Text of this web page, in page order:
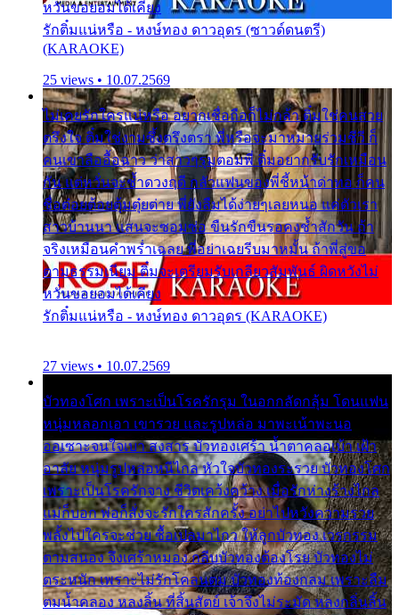
หวั่นขอยอมได้เคียง
รักติ๋มแน่หรือ - หงษ์ทอง ดาวอุดร (ซาวด์ดนตรี)
(KARAOKE)
25 views • 10.07.2569
ไม่เคยรักใครแน่หรือ อยากเชื่อถือก็ไม่กล้า ติ๋มใช่คนสวย
ตรึงใจ ติ๋มใช่งามซึ้งตรึงตรา พี่หรือจะมาหมายร่วมชีวี ก็
คนเขาลืออื้อฉาว ว่าสาวๆรุมตอมพี่ ติ๋มอยากรับรักเหมือน
กัน แต่หวั่นจะช้ำดวงฤดี กลัวแฟนของพี่ชี้หน้าด่าทอ ก็คน
ชื่อต๋อยต้อยตุ้มตุ๋ยต่าย พี่ยังลืมได้ง่ายๆเลยหนอ แค่ตัวเรา
สาวบ้านนา แสนจะซอมซ่อ ขืนรักขืนรอคงช้ำสักวัน ถ้า
จริงเหมือนคำพร่ำเฉลย พี่อย่าเฉยรีบมาหมั้น ถ้าพี่สู่ขอ
ตามธรรมเนียม ติ๋มจะเตรียมรับเกลียวสัมพันธ์ ผิดหวังไม่
หวั่นขอยอมได้เคียง
รักติ๋มแน่หรือ - หงษ์ทอง ดาวอุดร (KARAOKE)
27 views • 10.07.2569
บัวทองโศก เพราะเป็นโรครักรุม ในอกกลัดกลุ้ม โดนแฟน
หนุ่มหลอกเอา เขารวย และรูปหล่อ มาพะเน้าพะนอ
ออเซาะจนใจเบา สงสาร บัวทองเศร้า น้ำตาคลอเบ้า เฝ้า
อาลัย หนุ่มรูปหล่อหนีไกล หัวใจบัวทองระรวย บัวทองโศก
เพราะเป็นโรครักจาง ชีวิตเคว้งคว้าง เมื่อรักห่างร้างไกล
แม่ก็บอก พ่อก็สั่งจะรักใครสักครั้ง อย่าไปหวังความรวย
พลั้งไปใครจะช่วย ซื้อเปลมาไกว ให้ลูกบัวทอง เวรกรรม
ตามสนอง จึงเศร้าหมอง กลีบบัวทองต้องโรย บัวทองไม่
ตระหนัก เพราะไม่รักโคลนตม บัวทองท้องกลม เพราะลืม
ตมน้ำคลอง หลงลิ้น ที่สิ้นสัตย์ เจ้าจึงไม่ระมัด หลงกลิ่นลิ้น